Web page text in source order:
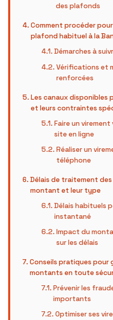
des plafonds
Comment procéder
plafond habituel à la
Démarches à
Vérifications et
renforcées
Les canaux disponibles
et leurs contraintes
Faire un
site en ligne
Réaliser un
téléphone
Délais de traitement
montant et leur type
Délais habituels
instantané
Impact du
sur les délais
Conseils pratiques pour
montants en toute
Prévenir les
importants
Optimiser ses